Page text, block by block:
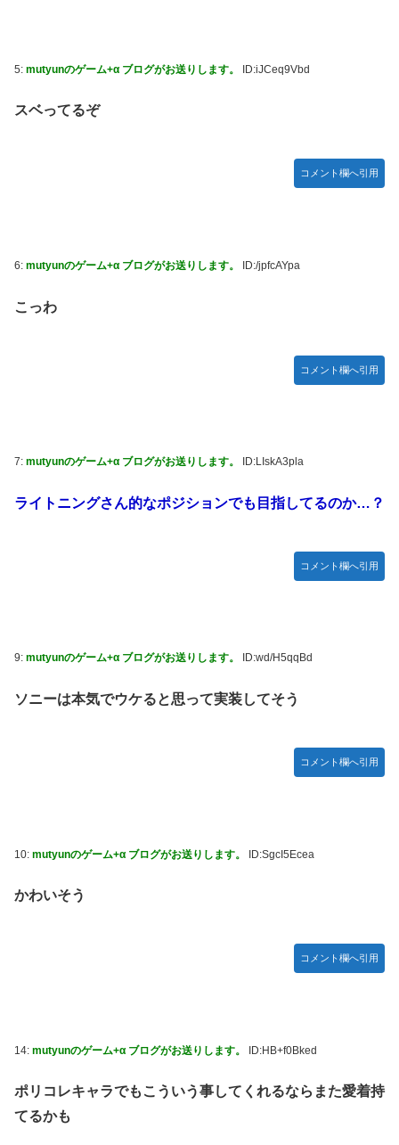
5: mutyunのゲーム+α ブログがお送りします。 ID:iJCeq9Vbd
スベってるぞ
コメント欄へ引用
6: mutyunのゲーム+α ブログがお送りします。 ID:/jpfcAYpa
こっわ
コメント欄へ引用
7: mutyunのゲーム+α ブログがお送りします。 ID:LIskA3pla
ライトニングさん的なポジションでも目指してるのか…？
コメント欄へ引用
9: mutyunのゲーム+α ブログがお送りします。 ID:wd/H5qqBd
ソニーは本気でウケると思って実装してそう
コメント欄へ引用
10: mutyunのゲーム+α ブログがお送りします。 ID:SgcI5Ecea
かわいそう
コメント欄へ引用
14: mutyunのゲーム+α ブログがお送りします。 ID:HB+f0Bked
ポリコレキャラでもこういう事してくれるならまた愛着持
てるかも